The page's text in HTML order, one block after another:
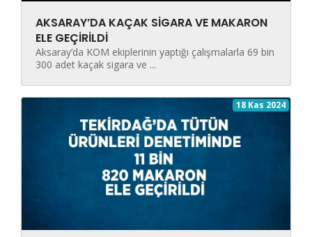
AKSARAY’DA KAÇAK SİGARA VE MAKARON
ELE GEÇİRİLDİ
Aksaray’da KOM ekiplerinin yaptığı çalışmalarla 69 bin
300 adet kaçak sigara ve ...
18 Kas 2024